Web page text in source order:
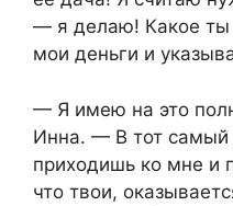
— я делаю! Какое ты
мои деньги и
— Я имею на это
Инна. — В тот самый
приходишь ко мне и
что твои,